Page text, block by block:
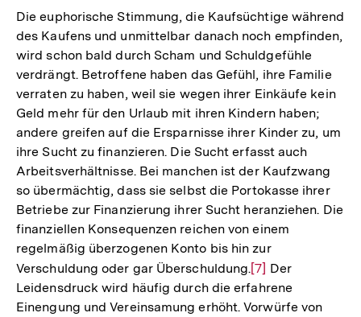
Die euphorische Stimmung, die Kaufsüchtige während
des Kaufens und unmittelbar danach noch empfinden,
wird schon bald durch Scham und Schuldgefühle
verdrängt. Betroffene haben das Gefühl, ihre Familie
verraten zu haben, weil sie wegen ihrer Einkäufe kein
Geld mehr für den Urlaub mit ihren Kindern haben;
andere greifen auf die Ersparnisse ihrer Kinder zu, um
ihre Sucht zu finanzieren. Die Sucht erfasst auch
Arbeitsverhältnisse. Bei manchen ist der Kaufzwang
so übermächtig, dass sie selbst die Portokasse ihrer
Betriebe zur Finanzierung ihrer Sucht heranziehen. Die
finanziellen Konsequenzen reichen von einem
regelmäßig überzogenen Konto bis hin zur
Verschuldung oder gar Überschuldung.Zur
Auflösung
der
[7] Der
Leidensdruck wird häufig durch die erfahrene
Einengung und Vereinsamung erhöht. Vorwürfe von